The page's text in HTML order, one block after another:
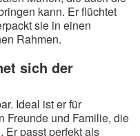
kann. Er flüchtet
sie in einen
Rahmen.
sich der
Ideal ist er für
Freunde und Familie, die
Er passt perfekt als